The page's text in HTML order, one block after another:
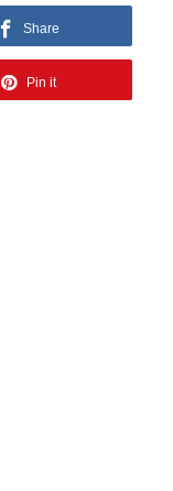
Share
Pin it